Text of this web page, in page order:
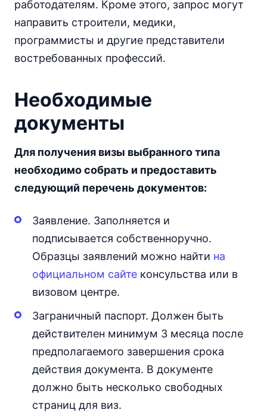
работодателям. Кроме этого, запрос могут
направить строители, медики,
программисты и другие представители
востребованных профессий.
Необходимые
документы
Для получения визы выбранного типа
необходимо собрать и предоставить
следующий перечень документов:
Заявление. Заполняется и
подписывается собственноручно.
Образцы заявлений можно найти на
официальном сайте консульства или в
визовом центре.
Заграничный паспорт. Должен быть
действителен минимум 3 месяца после
предполагаемого завершения срока
действия документа. В документе
должно быть несколько свободных
страниц для виз.